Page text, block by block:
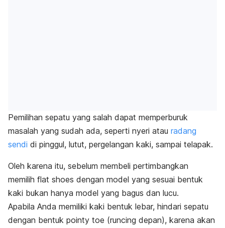
Pemilihan sepatu yang salah dapat memperburuk
masalah yang sudah ada, seperti nyeri atau radang
sendi di pinggul, lutut, pergelangan kaki, sampai telapak.
Oleh karena itu, sebelum membeli pertimbangkan
memilih flat shoes dengan model yang sesuai bentuk
kaki bukan hanya model yang bagus dan lucu.
Apabila Anda memiliki kaki bentuk lebar, hindari sepatu
dengan bentuk pointy toe (runcing depan), karena akan